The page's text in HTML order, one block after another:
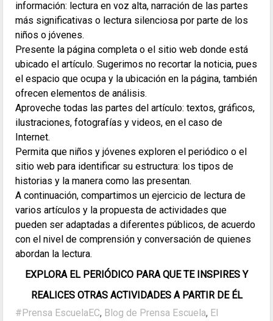
información: lectura en voz alta, narración de las partes
más significativas o lectura silenciosa por parte de los
niños o jóvenes.
Presente la página completa o el sitio web donde está
ubicado el artículo. Sugerimos no recortar la noticia, pues
el espacio que ocupa y la ubicación en la página, también
ofrecen elementos de análisis.
Aproveche todas las partes del artículo: textos, gráficos,
ilustraciones, fotografías y videos, en el caso de
Internet.
Permita que niños y jóvenes exploren el periódico o el
sitio web para identificar su estructura: los tipos de
historias y la manera como las presentan.
A continuación, compartimos un ejercicio de lectura de
varios artículos y la propuesta de actividades que
pueden ser adaptadas a diferentes públicos, de acuerdo
con el nivel de comprensión y conversación de quienes
abordan la lectura.
EXPLORA EL PERIÓDICO PARA QUE TE INSPIRES Y
REALICES OTRAS ACTIVIDADES A PARTIR DE ÉL
#Prensa EscuelaEC, Blog de Prensa Escuela, El